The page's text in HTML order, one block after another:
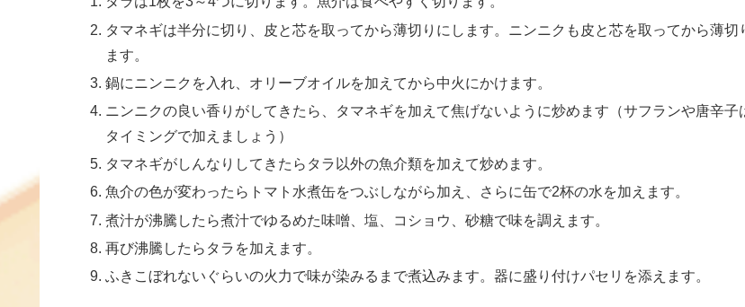
タマネギは半分に切り、皮と芯を取ってから薄切りにします。ニンニクも皮と芯を取ってから薄切
ます。
鍋にニンニクを入れ、オリーブオイルを加えてから中火にかけます。
ニンニクの良い香りがしてきたら、タマネギを加えて焦げないように炒めます（サフランや唐辛子
タイミングで加えましょう）
タマネギがしんなりしてきたらタラ以外の魚介類を加えて炒めます。
魚介の色が変わったらトマト水煮缶をつぶしながら加え、さらに缶で2杯の水を加えます。
煮汁が沸騰したら煮汁でゆるめた味噌、塩、コショウ、砂糖で味を調えます。
再び沸騰したらタラを加えます。
ふきこぼれないぐらいの火力で味が染みるまで煮込みます。器に盛り付けパセリを添えます。